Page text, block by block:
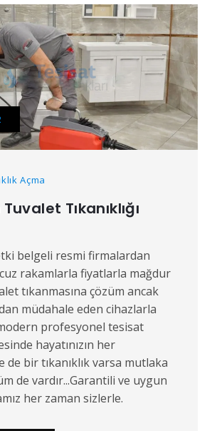
Açma
Tıkanıklığı
belgeli resmi firmalardan
rakamlarla fiyatlarla mağdur
tıkanmasına çözüm ancak
müdahale eden cihazlarla
profesyonel tesisat
hayatınızın her
de bir tıkanıklık varsa mutlaka
de vardır...Garantili ve uygun
her zaman sizlerle.